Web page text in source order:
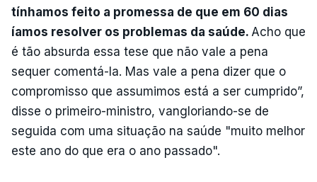
tínhamos feito a promessa de que em 60 dias
íamos resolver os problemas da saúde. Acho que
é tão absurda essa tese que não vale a pena
sequer comentá-la. Mas vale a pena dizer que o
compromisso que assumimos está a ser cumprido”,
disse o primeiro-ministro, vangloriando-se de
seguida com uma situação na saúde "muito melhor
este ano do que era o ano passado".